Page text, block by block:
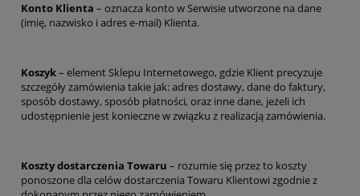
Konto Klienta – oznacza konto w Serwisie utworzone na dane
(imię, nazwisko i adres e-mail) Klienta.
Koszyk– element Sklepu Internetowego, gdzie Klient precyzuje
szczegóły zamówienia takie jak: adres dostawy, dane do faktury,
sposób dostawy, sposób płatności, oraz inne dane, jeżeli ich
udostępnienie jest konieczne w związku z realizacją zamówienia.
Koszty dostarczenia Towaru – rozumie się przez to koszty
ponoszone dla celów dostarczenia Towaru Klientowi zgodnie z